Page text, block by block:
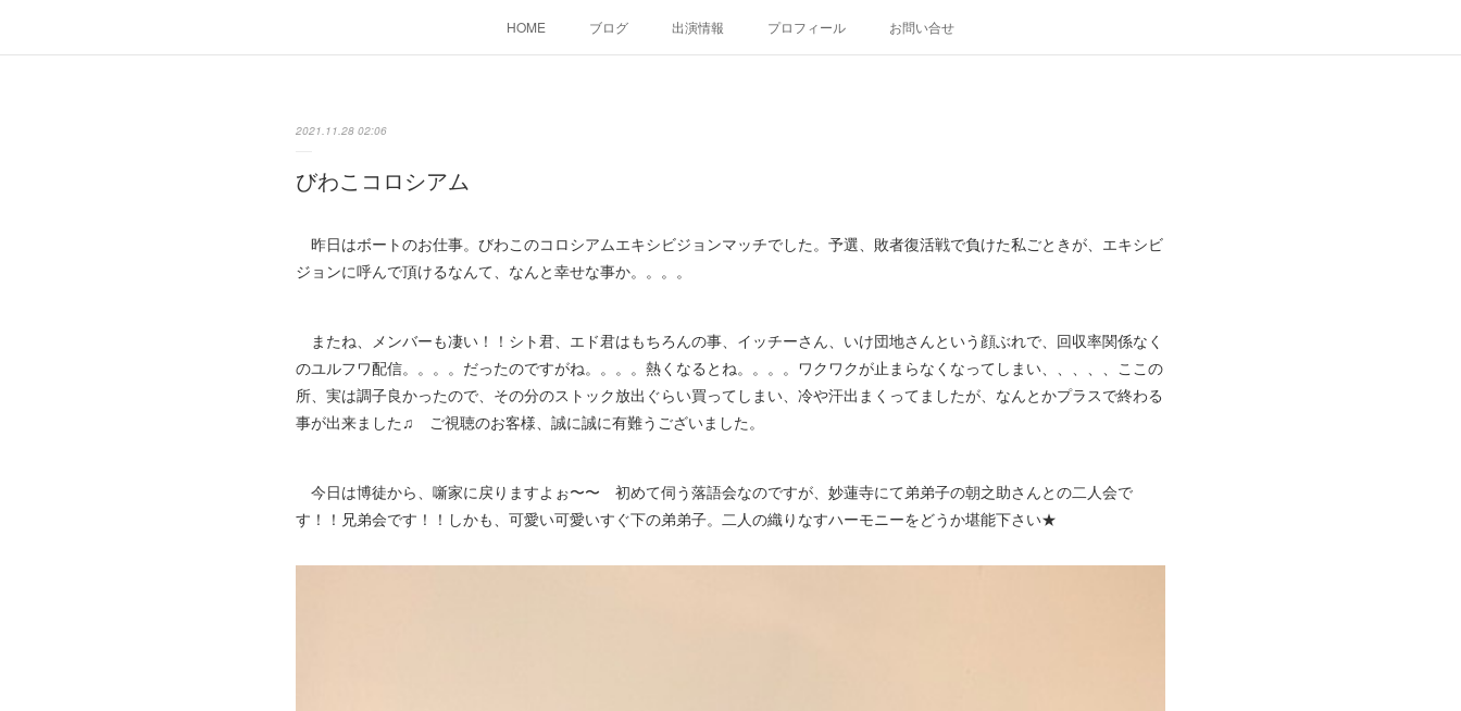
HOME ブログ 出演情報 プロフィール お問い合せ
2021.11.28 02:06
びわこコロシアム
昨日はボートのお仕事。びわこのコロシアムエキシビジョンマッチでした。予選、敗者復活戦で負けた私ごときが、エキシビ
ジョンに呼んで頂けるなんて、なんと幸せな事か。。。。
またね、メンバーも凄い！！シト君、エド君はもちろんの事、イッチーさん、いけ団地さんという顔ぶれで、回収率関係なく
のユルフワ配信。。。。だったのですがね。。。。熱くなるとね。。。。ワクワクが止まらなくなってしまい、、、、、ここの
所、実は調子良かったので、その分のストック放出ぐらい買ってしまい、冷や汗出まくってましたが、なんとかプラスで終わる
事が出来ました♫ ご視聴のお客様、誠に誠に有難うございました。
今日は博徒から、噺家に戻りますよぉ〜〜 初めて伺う落語会なのですが、妙蓮寺にて弟弟子の朝之助さんとの二人会で
す！！兄弟会です！！しかも、可愛い可愛いすぐ下の弟弟子。二人の織りなすハーモニーをどうか堪能下さい★